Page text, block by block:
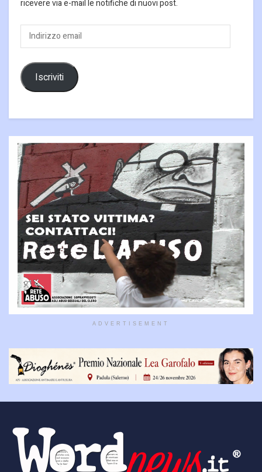
ricevere via e-mail le notifiche di nuovi post.
Indirizzo
email
Iscriviti
ADVERTISEMENT